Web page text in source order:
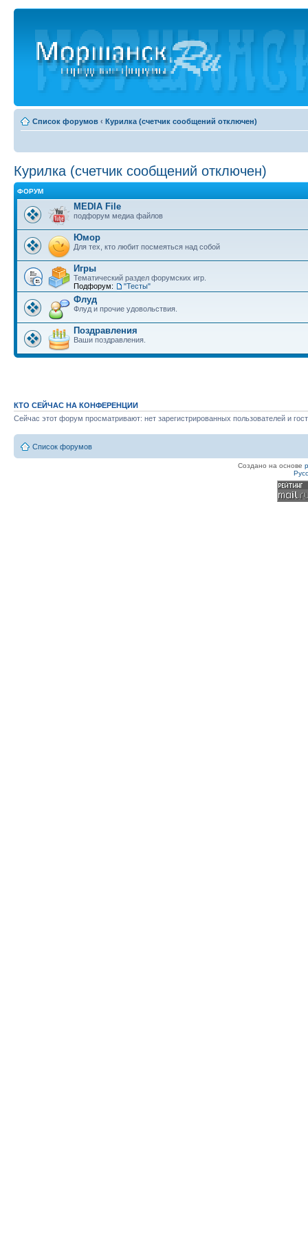
Список форумов ‹ Курилка (счетчик сообщений отключен)
Курилка (счетчик сообщений отключен)
ФОРУМ
MEDIA File
подфорум медиа файлов
Юмор
Для тех, кто любит посмеяться над собой
Игры
Тематический раздел форумских игр.
Подфорум:
"Тесты"
Флуд
Флуд и прочие удовольствия.
Поздравления
Ваши поздравления.
КТО СЕЙЧАС НА КОНФЕРЕНЦИИ
Сейчас этот форум просматривают: нет зарегистрированных пользователей и
Список форумов
Создано на основе